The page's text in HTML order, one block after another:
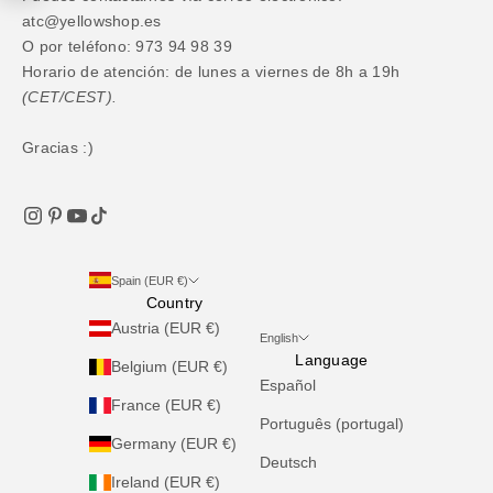
atc@yellowshop.es
O por teléfono: 973 94 98 39
Horario de atención: de lunes a viernes de 8h a 19h
(CET/CEST).
Gracias :)
Spain (EUR €)
Country
Austria (EUR €)
Belgium (EUR €)
France (EUR €)
Germany (EUR €)
Ireland (EUR €)
English
Language
Español
Português (portugal)
Deutsch